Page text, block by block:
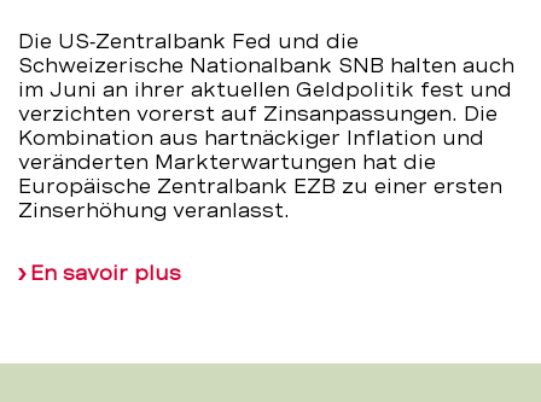
Die US‑Zentralbank Fed und die
Schweizerische Nationalbank SNB halten auch
im Juni an ihrer aktuellen Geldpolitik fest und
verzichten vorerst auf Zinsanpassungen. Die
Kombination aus hartnäckiger Inflation und
veränderten Markterwartungen hat die
Europäische Zentralbank EZB zu einer ersten
Zinserhöhung veranlasst.
En savoir plus